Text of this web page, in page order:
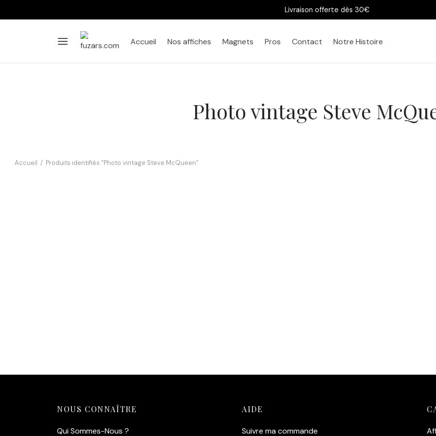
Livraison offerte dès 30€
Accueil Nos affiches Magnets Pros Contact Notre Histoire
Photo vintage Steve
Accueil / Produits identifiés “Photo vintage Steve McQueen”
NOUS CONNAÎTRE
Qui Sommes-Nous ?
AIDE
Suivre ma commande